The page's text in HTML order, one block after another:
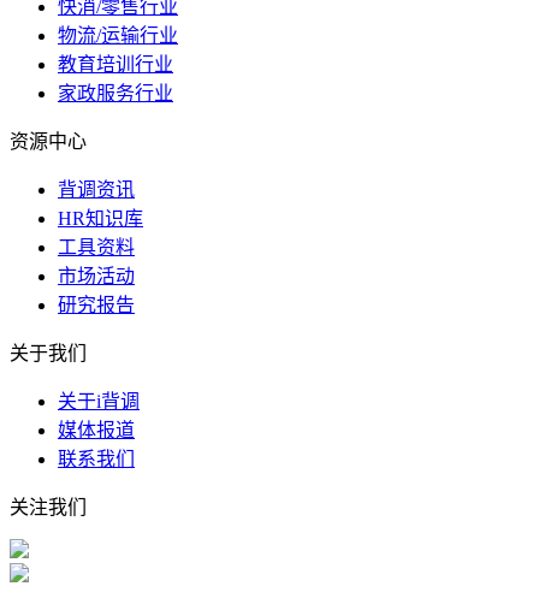
快消/零售行业
物流/运输行业
教育培训行业
家政服务行业
资源中心
背调资讯
HR知识库
工具资料
市场活动
研究报告
关于我们
关于i背调
媒体报道
联系我们
关注我们